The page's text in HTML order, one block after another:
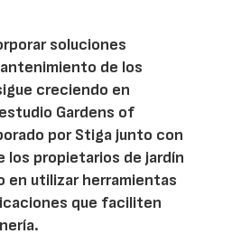
soluciones
de los
creciendo en
Gardens of
por Stiga junto con
los propietarios de jardín
en utilizar herramientas
que faciliten